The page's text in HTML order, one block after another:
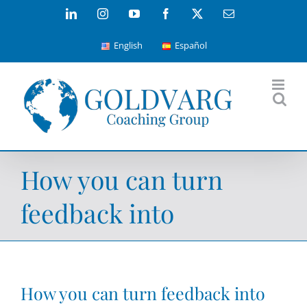
LinkedInInstagramYouTube Facebook Email
English Español
How you can turn
feedback into
How you can turn feedback into